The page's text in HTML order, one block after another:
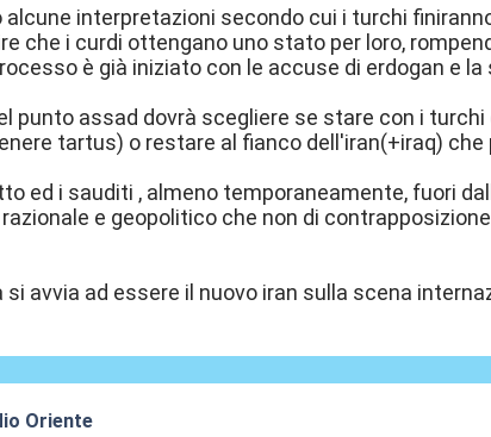
alcune interpretazioni secondo cui i turchi
che i curdi ottengano uno stato per loro,
è già iniziato con le accuse di erdogan e la
punto assad dovrà scegliere se stare con i
tartus) o restare al fianco dell'iran(+iraq)
ed i sauditi , almeno temporaneamente, fuori
e geopolitico che non di
si avvia ad essere il nuovo iran sulla scena
Oriente